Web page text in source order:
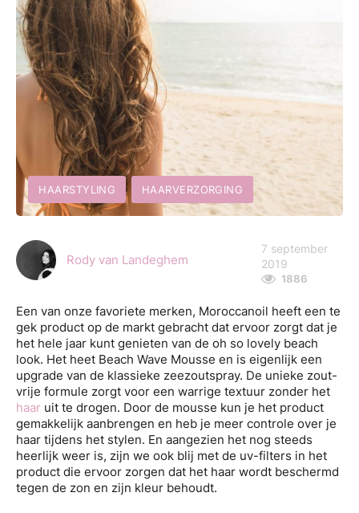
HAARSTYLING HAARVERZORGING
Rody van Landeghem
7 september
2019
1886
Een van onze favoriete merken, Moroccanoil heeft een te
gek product op de markt gebracht dat ervoor zorgt dat je
het hele jaar kunt genieten van de oh so lovely beach
look. Het heet Beach Wave Mousse en is eigenlijk een
upgrade van de klassieke zeezoutspray. De unieke zout-
vrije formule zorgt voor een warrige textuur zonder het
haar uit te drogen. Door de mousse kun je het product
gemakkelijk aanbrengen en heb je meer controle over je
haar tijdens het stylen. En aangezien het nog steeds
heerlijk weer is, zijn we ook blij met de uv-filters in het
product die ervoor zorgen dat het haar wordt beschermd
tegen de zon en zijn kleur behoudt.